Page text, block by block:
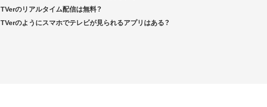
TVerのリアルタイム配信は無料？
TVerのようにスマホでテレビが見られるアプリはある？